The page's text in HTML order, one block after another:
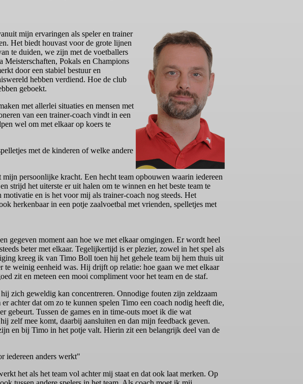
mijn ervaringen als speler en trainer
Het biedt houvast voor de grote lijnen
te duiden, we zijn met de voetballers
Meisterschaften, Pokals en Champions
door een stabiel bestuur en
hebben verdiend. Hoe de club
geboekt.
met allerlei situaties en mensen met
van een trainer-coach vindt in een
wel om met elkaar op koers te
met de kinderen of welke andere
persoonlijke kracht. Een hecht team opbouwen waarin iedereen
strijd het uiterste er uit halen om te winnen en het beste team te
en is het voor mij als trainer-coach nog steeds. Het
herkenbaar in een potje zaalvoetbal met vrienden, spelletjes met
gegeven moment aan hoe we met elkaar omgingen. Er wordt heel
beter met elkaar. Tegelijkertijd is er plezier, zowel in het spel als
kreeg ik van Timo Boll toen hij het gehele team bij hem thuis uit
weinig eenheid was. Hij drijft op relatie: hoe gaan we met elkaar
zit en meteen een mooi compliment voor het team en de staf.
zich geweldig kan concentreren. Onnodige fouten zijn zeldzaam
achter dat om zo te kunnen spelen Timo een coach nodig heeft die,
gebeurt. Tussen de games en in time-outs moet ik die wat
zelf mee komt, daarbij aansluiten en dan mijn feedback geven.
en bij Timo in het potje valt. Hierin zit een belangrijk deel van de
iedereen anders werkt"
het als het team vol achter mij staat en dat ook laat merken. Op